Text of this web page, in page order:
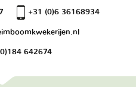
+31 (0)6 36168934
642674